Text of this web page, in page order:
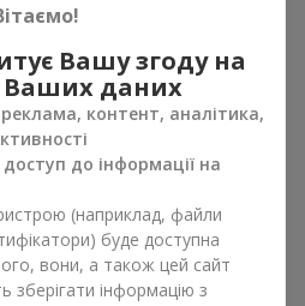
з соняшниками
вибрати букети з
На наших сторінках ви можете
11 квітів;
сезонними рослинами;
з класичними трояндами;
ніжної зелені.
сезонні квіти, які доступні
Вашу згоду на
Ваших даних
контент, аналітика,
до інформації на
(наприклад, файли
буде доступна
вони, а також цей сайт
зберігати інформацію з